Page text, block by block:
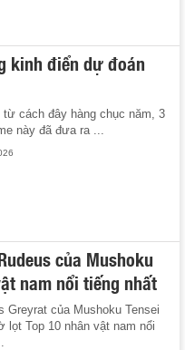
kinh điển dự đoán
từ cách đây hàng chục năm, 3
này đã đưa ra ...
của Mushoku
nam nổi tiếng nhất
Greyrat của Mushoku Tensei
lọt Top 10 nhân vật nam nổi